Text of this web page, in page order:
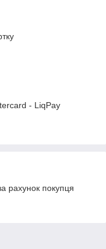
- LiqPay
рахунок покупця